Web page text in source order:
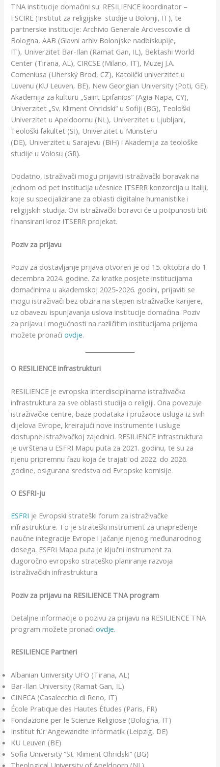
TNA institucije domaćini su: RESILIENCE koordinator –
FSCIRE (Institut za religijske studije u Bolonji, IT), te
partnerske institucije: Archivio Generale Arcivescovile di
Bologna, AAB (Glavni arhiv Bolonjske nadbiskupije,
IT), Univerzitet Bar-Ilan (Ramat Gan, IL), Bektashi World
Center (Tirana, AL), CIRCSE (Milano, IT), Muzej J.A.
Comeniusa (Uherský Brod, CZ), Katolički univerzitet u
Luvenu (KU Leuven, BE), New Georgian University (Poti, GE),
Akademija za kulturu „Saint Epifanios“ (Agia Napa, CY),
Univerzitet „Sv. Kliment Ohridski“ u Sofiji (BG), Teološki
Univerzitet u Apeldoornu (NL), Univerzitet u Ljubljani,
Teološki fakultet (SI), Univerzitet u Münsteru
(DE), Univerzitet u Sarajevu (BiH) i Akademija za teološke
studije u Volosu (GR).
Dodatno, istraživači mogu prijaviti istraživački boravak na
jednom od pet institucija učesnice ITSERR konzorcija u Italiji,
koje su specijalizirane za oblasti digitalne humanistike i
religijskih studija. Ovi istraživački boravci će u potpunosti biti
finansirani kroz ITSERR projekat.
Poziv za prijavu
Poziv za dostavljanje prijava otvoren je od 15. oktobra do 1.
decembra 2024. godine. Za kratke posjete institucijama
domaćinima u akademskoj 2025-2026. godini, prijaviti se
mogu istraživači bez obzira na stepen istraživačke karijere,
uz obavezu ispunjavanja uslova institucije domaćina. Poziv
za prijavu i mogućnosti na različitim institucijama prijema
možete pronaćiovdje.
O RESILIENCE infrastrukturi
RESILIENCE je evropska interdisciplinarna istraživačka
infrastruktura za sve oblasti studija o religiji. Ona povezuje
istraživačke centre, baze podataka i pružaoce usluga iz svih
dijelova Evrope, kreirajući nove instrumente i usluge
dostupne istraživačkoj zajednici. RESILIENCE infrastruktura
je uvrštena u ESFRI Mapu puta za 2021. godinu, te su za
njenu pripremnu fazu koja će trajati od 2022. do 2026.
godine, osigurana sredstva od Evropske komisije.
O ESFRI-ju
ESFRI je Evropski strateški forum za istraživačke
infrastrukture. To je strateški instrument za unapređenje
naučne integracije Evrope i jačanje njenog međunarodnog
dosega. ESFRI Mapa puta je ključni instrument za
dugoročno evropsko strateško planiranje razvoja
istraživačkih infrastruktura.
Poziv za prijavu na RESILIENCE TNA program
Detaljne informacije o pozivu za prijavu na RESILIENCE TNA
program možete pronaćiovdje.
RESILIENCE Partneri
Albanian University UFO (Tirana, AL)
Bar-Ilan University (Ramat Gan, IL)
CINECA (Casalecchio di Reno, IT)
École Pratique des Hautes Études (Paris, FR)
Fondazione per le Scienze Religiose (Bologna, IT)
Institut für Angewandte Informatik (Leipzig, DE)
KU Leuven (BE)
Sofia University “St. Kliment Ohridski” (BG)
Theological University of Apeldoorn (NL)